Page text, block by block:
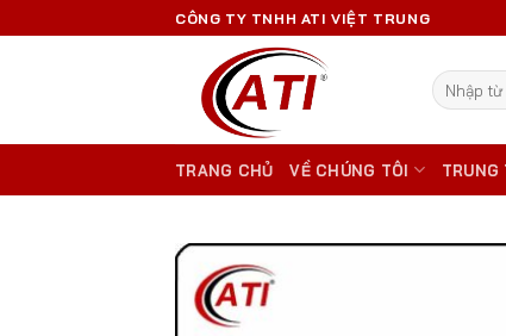
to
CÔNG TY TNHH ATI VIỆT TRUNG
Tìm
kiếm:
TRANG CHỦ VỀ CHÚNG TÔI TRUNG